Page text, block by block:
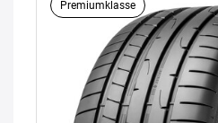
Premiumklasse